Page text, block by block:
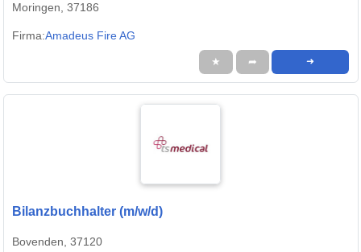
Moringen, 37186
Firma:Amadeus Fire AG
★ ➦ ➜
Bilanzbuchhalter (m/w/d)
Bovenden, 37120